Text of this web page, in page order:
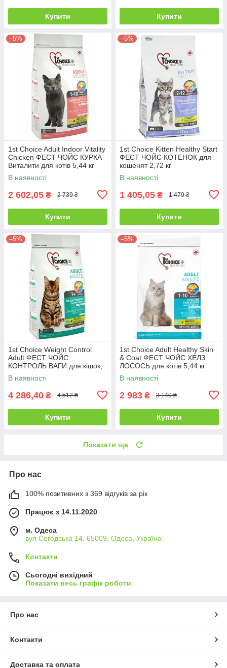
Купити Купити
–5%
1st Choice Adult Indoor Vitality
Chicken ФЕСТ ЧОЙС КУРКА
Виталити для котів 5,44 кг
В наявності
2 602,05 ₴ 2 739 ₴
Купити
–5%
1st Choice Kitten Healthy Start
ФЕСТ ЧОЙС КОТЕНОК для
кошенят 2,72 кг
В наявності
1 405,05 ₴ 1 479 ₴
Купити
–5%
1st Choice Weight Control
Adult ФЕСТ ЧОЙС
КОНТРОЛЬ ВАГИ для кішок,
схільніх до повнотіла 10 кг
В наявності
4 286,40 ₴ 4 512 ₴
Купити
–5%
1st Choice Adult Healthy Skin
& Coat ФЕСТ ЧОЙС ХЕЛЗ
ЛОСОСЬ для котів 5,44 кг
В наявності
2 983 ₴ 3 140 ₴
Купити
Показати ще
Про нас
100% позитивних з 369 відгуків за рік
Працює з 14.11.2020
м. Одеса
вул Сегедська 14, 65009, Одеса, Україна
Контакти
Сьогодні вихідний
Показати весь графік роботи
Про нас
Контакти
Доставка та оплата